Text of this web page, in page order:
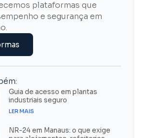
plataformas que
e segurança em
Guia de acesso em plantas
industriais seguro
LER MAIS
NR-24 em Manaus: o que exige